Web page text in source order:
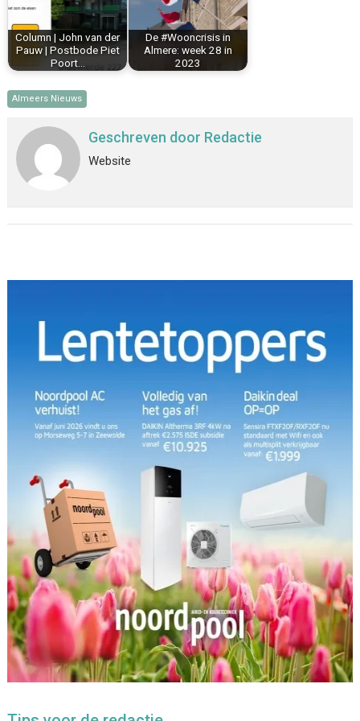
Column | John van der
Pauw | Postbode Piet
Poort…
De #Wooncrisis in
Almere: week 28 in
2023
Almeers Nieuws
Geschreven door Redactie
Website